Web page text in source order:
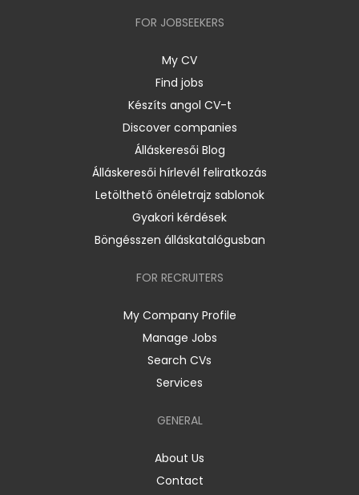
FOR JOBSEEKERS
My CV
Find jobs
Készíts angol CV-t
Discover companies
Álláskeresői Blog
Álláskeresői hírlevél feliratkozás
Letölthető önéletrajz sablonok
Gyakori kérdések
Böngésszen álláskatalógusban
FOR RECRUITERS
My Company Profile
Manage Jobs
Search CVs
Services
GENERAL
About Us
Contact